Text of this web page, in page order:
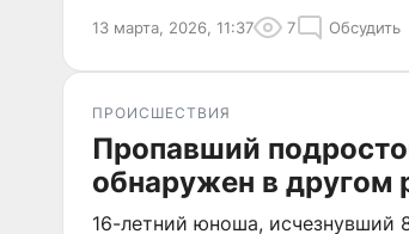
13 марта, 2026, 11:37 7 Обсудить
ПРОИСШЕСТВИЯ
Пропавший
обнаружен в другом
16-летний юноша, исчезнувший